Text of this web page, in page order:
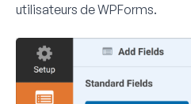
utilisateurs de WPForms.